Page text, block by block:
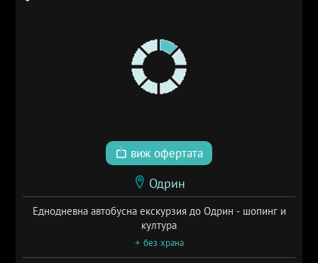
виж офертата
Одрин
Еднодневна автобусна екскурзия до Одрин - шопинг и
култура
+ без храна